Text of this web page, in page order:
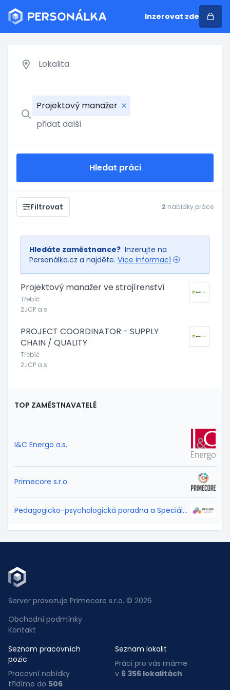
Inzerovat zde
Projektový manažer
Hledat práci
Filtrovat 2 nabídky práce
Hledáte zaměstnance? Inzerujte na
Personálka.cz a najděte. Více informací
Projektový manažer ve strojírenství
Třebíč
2JCP a.s.
PROJECT COORDINATOR - SUPPLY
CHAIN / QUALITY
Třebíč
2JCP a.s.
TOP ZAMĚSTNAVATELÉ
I&C Energo a.s.
Primecore s.r.o.
Pedagogicko-psychologická poradna a Speciálně pedagogické centrum Vysočina
Server provozuje Primecore s.r.o. © 2026
Obchodní podmínky
Kontakt
Seznam pracovních
pozic
Pracovní nabídky
třídíme do 506
Seznam lokalit
Práci pro vás máme
v 6 356 lokalitách.